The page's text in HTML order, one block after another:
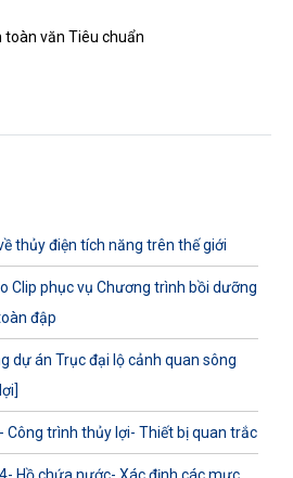
toàn văn Tiêu chuẩn
thủy điện tích năng trên thế giới
Clip phục vụ Chương trình bồi dưỡng
đập
dự án Trục đại lộ cảnh quan sông
Công trình thủy lợi- Thiết bị quan trắc